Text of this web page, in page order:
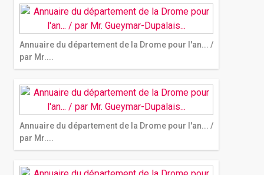
Annuaire du département de la Drome pour l'an... /
par Mr....
Annuaire du département de la Drome pour l'an... /
par Mr....